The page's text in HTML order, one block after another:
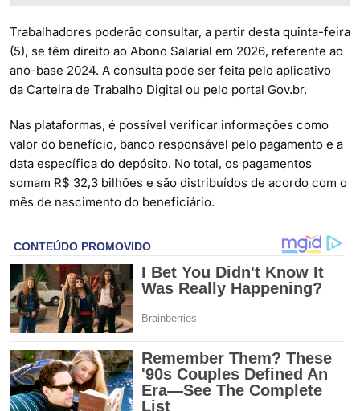
Trabalhadores poderão consultar, a partir desta quinta-feira
(5), se têm direito ao Abono Salarial em 2026, referente ao
ano-base 2024. A consulta pode ser feita pelo aplicativo
da Carteira de Trabalho Digital ou pelo portal Gov.br.
Nas plataformas, é possível verificar informações como
valor do benefício, banco responsável pelo pagamento e a
data específica do depósito. No total, os pagamentos
somam R$ 32,3 bilhões e são distribuídos de acordo com o
mês de nascimento do beneficiário.